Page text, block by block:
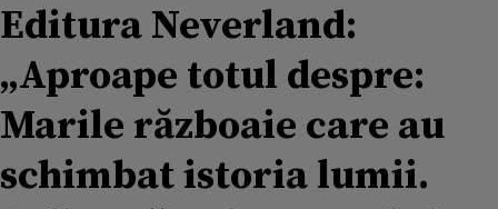
Editura Neverland:
„Aproape totul despre:
Marile războaie care au
schimbat istoria lumii.